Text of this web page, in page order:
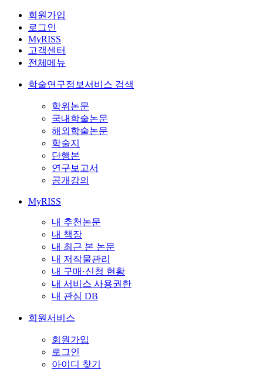
회원가입
로그인
MyRISS
고객센터
전체메뉴
학술연구정보서비스 검색
학위논문
국내학술논문
해외학술논문
학술지
단행본
연구보고서
공개강의
MyRISS
내 추천논문
내 책장
내 최근 본 논문
내 저작물관리
내 구매·신청 현황
내 서비스 사용권한
내 관심 DB
회원서비스
회원가입
로그인
아이디 찾기